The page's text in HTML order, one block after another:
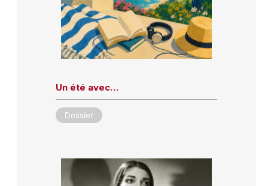
Un été avec…
Dossier